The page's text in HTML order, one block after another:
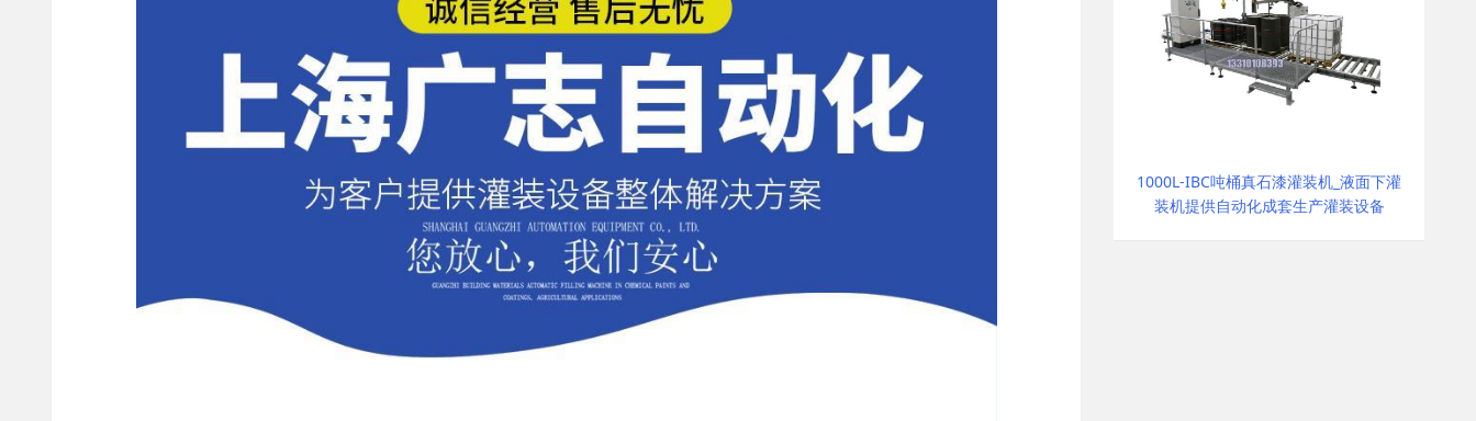
1000L-IBC吨桶真石漆灌装机_液面下灌
装机提供自动化成套生产灌装设备